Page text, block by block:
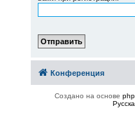
Конференция
Создано на основе